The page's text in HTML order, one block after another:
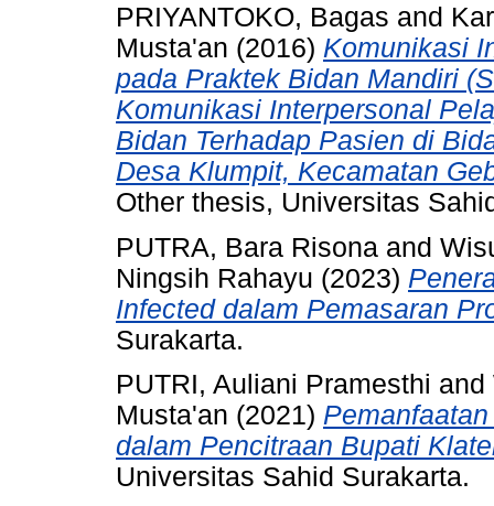
PRIYANTOKO, Bagas and
Musta'an (2016) Komunikasi
pada Praktek Bidan Mandiri
Komunikasi Interpersonal
Bidan Terhadap Pasien di
Desa Klumpit, Kecamatan
Other thesis, Universitas
PUTRA, Bara Risona and
Ningsih Rahayu (2023)
Infected dalam Pemasaran
Surakarta.
PUTRI, Auliani Pramesthi and
Musta'an (2021)
dalam Pencitraan Bupati
Universitas Sahid Surakarta.